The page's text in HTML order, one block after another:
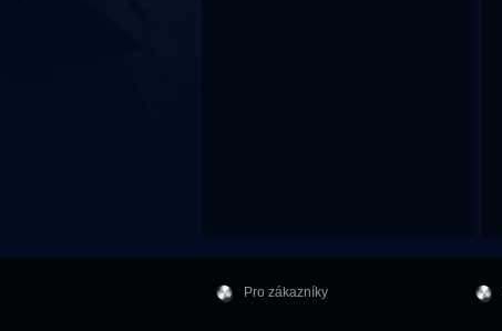
Pro zákazníky